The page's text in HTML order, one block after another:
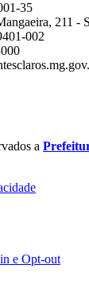
35
211 -
002
a
e Opt-out